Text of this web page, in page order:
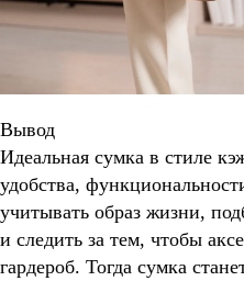
Вывод
Идеальная сумка в стиле
удобства,
учитывать образ жизни,
и следить за тем, чтобы
гардероб. Тогда сумка